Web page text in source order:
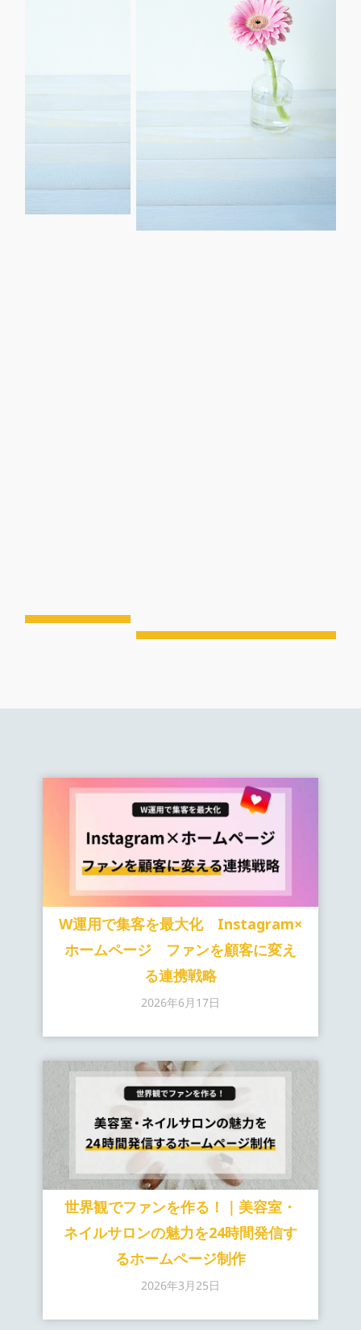
W運用で集客を最大化 Instagram×
ホームページ ファンを顧客に変え
る連携戦略
2026年6月17日
世界観でファンを作る！｜美容室・
ネイルサロンの魅力を24時間発信す
るホームページ制作
2026年3月25日